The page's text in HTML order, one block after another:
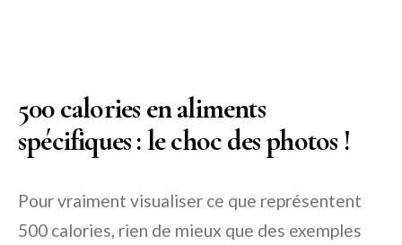
500 calories en aliments
spécifiques : le choc des photos !
Pour vraiment visualiser ce que représentent
500 calories, rien de mieux que des exemples